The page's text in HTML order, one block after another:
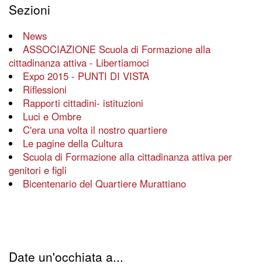
Sezioni
News
ASSOCIAZIONE Scuola di Formazione alla
cittadinanza attiva - Libertiamoci
Expo 2015 - PUNTI DI VISTA
Riflessioni
Rapporti cittadini- istituzioni
Luci e Ombre
C'era una volta il nostro quartiere
Le pagine della Cultura
Scuola di Formazione alla cittadinanza attiva per
genitori e figli
Bicentenario del Quartiere Murattiano
Date un'occhiata a...